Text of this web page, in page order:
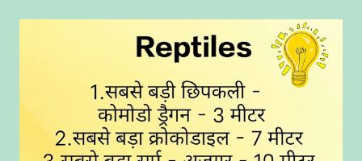
सोचने लगा, परन्तु कुछ शब्द नहीं बन पा रहे थे, कभी पेन के ऊपरी हिस्से को दाँँतों के
बीच में रखता और कभी अपने मोबाइल फोन को अंगुलियों के सहारे से उसे वृत्ताकार
घुमाता, परन्तु कुछ लिखने के बजाय, मैं मंत्रमुग्ध सा एकटक सामने की ओर देखता
रहता ! और देखता क्यूँ नहीं, सामने एक ऐसी विषय वस्तु ही...